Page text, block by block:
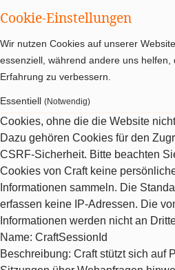
Cookie-Einstellungen
Wir nutzen Cookies auf unserer
essenziell, während andere uns helfen,
Erfahrung zu verbessern.
Essentiell (Notwendig)
Cookies, ohne die die Website
Dazu gehören Cookies für den
CSRF-Sicherheit. Bitte beachten
Cookies von Craft keine
Informationen sammeln. Die
erfassen keine IP-Adressen. Die
Informationen werden nicht an
Name: CraftSessionId
Beschreibung: Craft stützt sich auf